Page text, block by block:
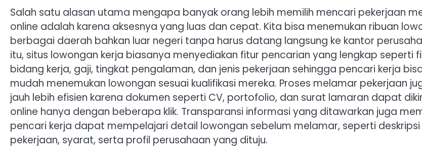
Salah satu alasan utama mengapa banyak orang lebih memilih mencari pekerjaan
online adalah karena aksesnya yang luas dan cepat. Kita bisa menemukan ribuan
berbagai daerah bahkan luar negeri tanpa harus datang langsung ke kantor
itu, situs lowongan kerja biasanya menyediakan fitur pencarian yang lengkap seperti
bidang kerja, gaji, tingkat pengalaman, dan jenis pekerjaan sehingga pencari kerja
mudah menemukan lowongan sesuai kualifikasi mereka. Proses melamar pekerjaan
jauh lebih efisien karena dokumen seperti CV, portofolio, dan surat lamaran dapat
online hanya dengan beberapa klik. Transparansi informasi yang ditawarkan juga
pencari kerja dapat mempelajari detail lowongan sebelum melamar, seperti deskripsi
pekerjaan, syarat, serta profil perusahaan yang dituju.